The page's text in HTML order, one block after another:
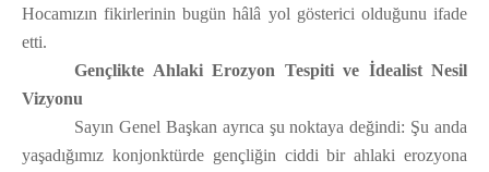
Hocamızın fikirlerinin bugün hâlâ yol gösterici olduğunu ifade
etti.
Gençlikte Ahlaki Erozyon Tespiti ve İdealist Nesil
Vizyonu
Sayın Genel Başkan ayrıca şu noktaya değindi: Şu anda
yaşadığımız konjonktürde gençliğin ciddi bir ahlaki erozyona